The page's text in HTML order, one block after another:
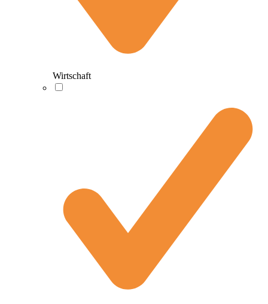
Wirtschaft